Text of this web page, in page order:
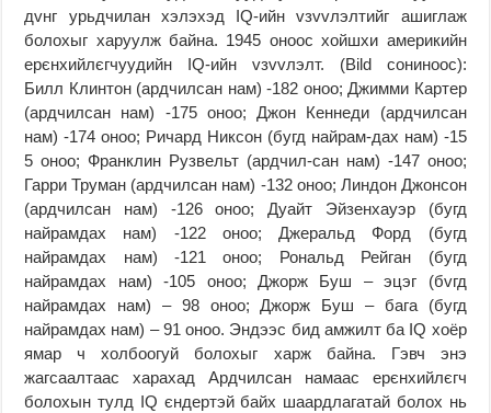
дvнг урьдчилан хэлэхэд IQ-ийн vзvvлэлтийг ашиглаж
болохыг харуулж байна. 1945 оноос хойшхи америкийн
ерєнхийлєгчуудийн IQ-ийн vзvvлэлт. (Bild сониноос):
Билл Клинтон (ардчилсан нам) -182 оноо; Джимми Картер
(ардчилсан нам) -175 оноо; Джон Кеннеди (ардчилсан
нам) -174 оноо; Ричард Никсон (бугд найрам-дах нам) -15
5 оноо; Франклин Рузвельт (ардчил-сан нам) -147 оноо;
Гарри Труман (ардчилсан нам) -132 оноо; Линдон Джонсон
(ардчилсан нам) -126 оноо; Дуайт Эйзенхауэр (бугд
найрамдах нам) -122 оноо; Джеральд Форд (бугд
найрамдах нам) -121 оноо; Рональд Рейган (бугд
найрамдах нам) -105 оноо; Джорж Буш – эцэг (бvгд
найрамдах нам) – 98 оноо; Джорж Буш – бага (бугд
найрамдах нам) – 91 оноо. Эндээс бид амжилт ба IQ хоёр
ямар ч холбоогуй болохыг харж байна. Гэвч энэ
жагсаалтаас харахад Ардчилсан намаас ерєнхийлєгч
болохын тулд IQ єндертэй байх шаардлагатай болох нь